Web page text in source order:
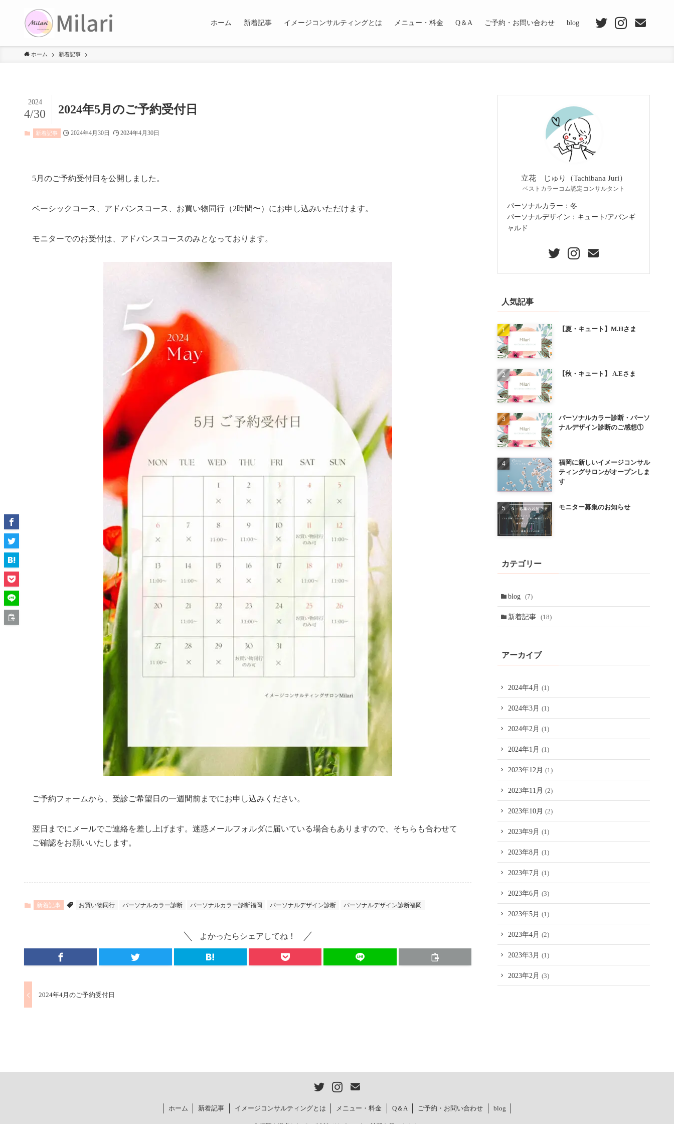
ホーム 新着記事 イメージコンサルティングとは メニュー・料金 Q＆A ご予約・お問い合わせ blog
ホーム 新着記事
2024年5月のご予約受付日
2024
4/30
新着記事 2024年4月30日 2024年4月30日
5月のご予約受付日を公開しました。
ベーシックコース、アドバンスコース、お買い物同行（2時間〜）にお申し込みいただけます。
モニターでのお受付は、アドバンスコースのみとなっております。
ご予約フォームから、受診ご希望日の一週間前までにお申し込みください。
翌日までにメールでご連絡を差し上げます。迷惑メールフォルダに届いている場合もありますので、そちらも合わせて
ご確認をお願いいたします。
新着記事 お買い物同行 パーソナルカラー診断 パーソナルカラー診断福岡 パーソナルデザイン診断 パーソナルデザイン診断福岡
よかったらシェアしてね！
2024年4月のご予約受付日
立花 じゅり（Tachibana Juri）
ベストカラーコム認定コンサルタント
パーソナルカラー：冬
パーソナルデザイン：キュート/アバンギ
ャルド
人気記事
【夏・キュート】M.Hさま
【秋・キュート】 A.Eさま
パーソナルカラー診断・パーソ
ナルデザイン診断のご感想①
福岡に新しいイメージコンサル
ティングサロンがオープンしま
す
モニター募集のお知らせ
カテゴリー
blog (7)
新着記事 (18)
アーカイブ
2024年4月 (1)
2024年3月 (1)
2024年2月 (1)
2024年1月 (1)
2023年12月 (1)
2023年11月 (2)
2023年10月 (2)
2023年9月 (1)
2023年8月 (1)
2023年7月 (1)
2023年6月 (3)
2023年5月 (1)
2023年4月 (2)
2023年3月 (1)
2023年2月 (3)
ホーム 新着記事 イメージコンサルティングとは メニュー・料金 Q＆A ご予約・お問い合わせ blog